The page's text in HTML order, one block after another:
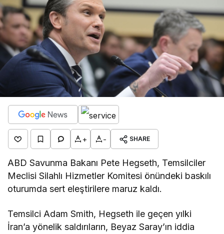
+ - SHARE
ABD Savunma Bakanı Pete Hegseth, Temsilciler
Meclisi Silahlı Hizmetler Komitesi önündeki baskılı
oturumda sert eleştirilere maruz kaldı.
Temsilci Adam Smith, Hegseth ile geçen yılki
İran’a yönelik saldırıların, Beyaz Saray’ın iddia